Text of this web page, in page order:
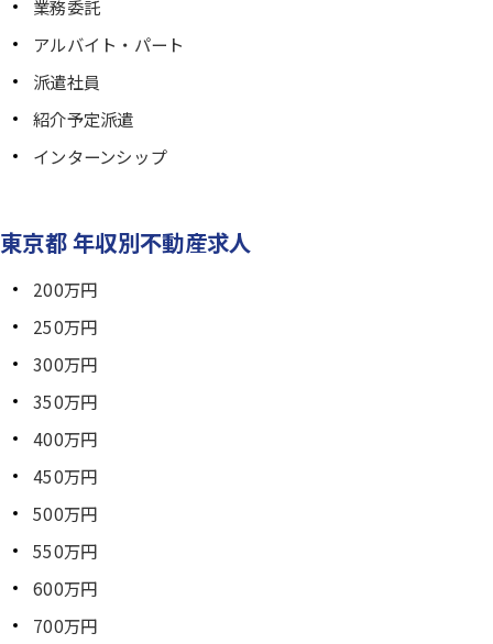
業務委託
アルバイト・パート
派遣社員
紹介予定派遣
インターンシップ
東京都 年収別不動産求人
200万円
250万円
300万円
350万円
400万円
450万円
500万円
550万円
600万円
700万円